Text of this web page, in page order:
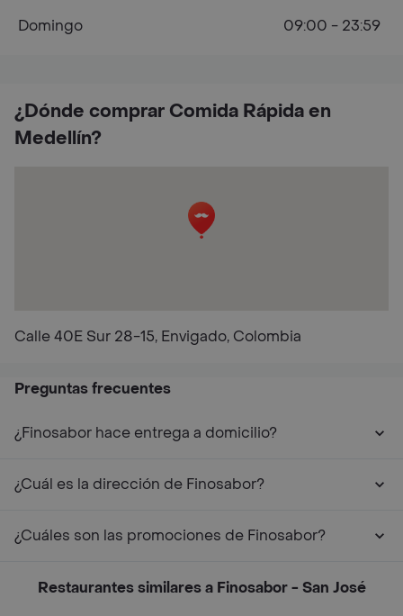
¿Dónde comprar Comida Rápida en
Medellín?
Calle 40E Sur 28-15, Envigado, Colombia
Domingo
09:00 - 23:59
Preguntas frecuentes
¿Finosabor hace entrega a domicilio?
¿Cuál es la dirección de Finosabor?
¿Cuáles son las promociones de Finosabor?
Restaurantes similares a Finosabor - San José